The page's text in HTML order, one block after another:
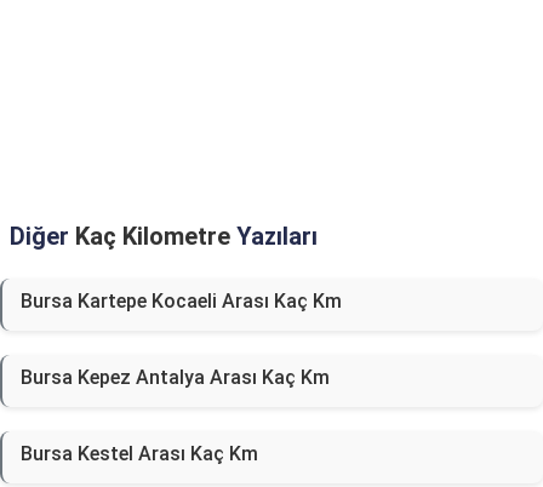
Diğer Kaç Kilometre Yazıları
Bursa Kartepe Kocaeli Arası Kaç Km
Bursa Kepez Antalya Arası Kaç Km
Bursa Kestel Arası Kaç Km